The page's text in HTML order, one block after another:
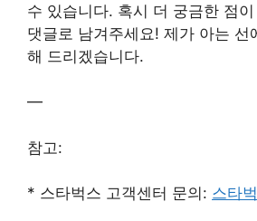
수 있습니다. 혹시 더 궁금한 점
댓글로 남겨주세요! 제가 아는 선
해 드리겠습니다.
—
참고:
* 스타벅스 고객센터 문의: 스타